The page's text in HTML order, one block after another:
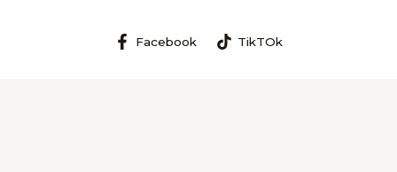
Facebook TikTOk